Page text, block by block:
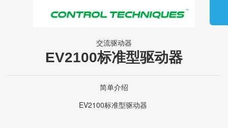
交流驱动器
EV2100标准型驱动器
简单介绍
EV2100标准型驱动器